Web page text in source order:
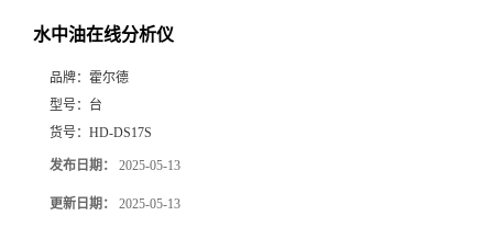
水中油在线分析仪
品牌： 霍尔德
型号： 台
货号： HD-DS17S
发布日期： 2025-05-13
更新日期： 2025-05-13